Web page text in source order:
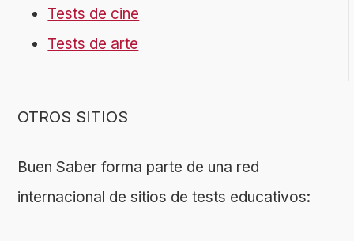
Tests de cine
Tests de arte
OTROS SITIOS
Buen Saber forma parte de una red
internacional de sitios de tests educativos: